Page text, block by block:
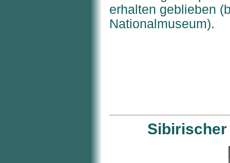
erhalten geblieben
Nationalmuseum).
Sibirischer